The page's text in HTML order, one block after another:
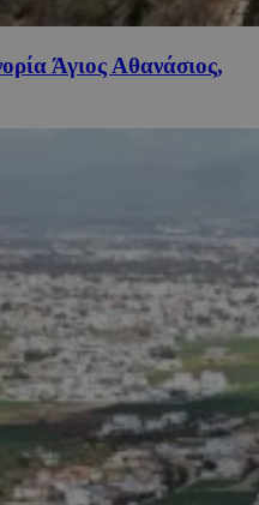
Άγιος Αθανάσιος,